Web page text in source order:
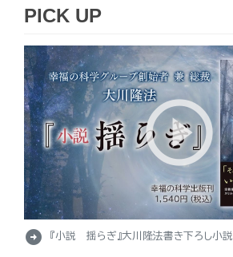
PICK UP
arrow_circle_right 『小説 揺らぎ』大川隆法書き下ろし小説